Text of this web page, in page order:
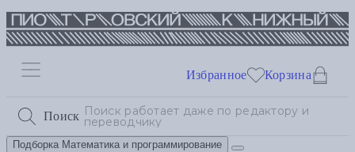
Поиск
Избранное Корзина
Подборка Математика и программирование